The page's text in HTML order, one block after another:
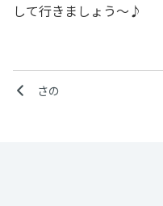
して行きましょう～♪
さの